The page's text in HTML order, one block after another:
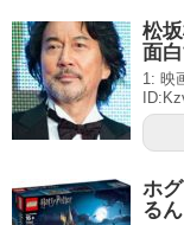
松
面
1: 映
ホ
る